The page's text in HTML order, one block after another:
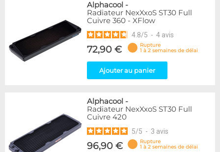
Alphacool -
Radiateur NexXxoS ST30 Full
Cuivre 360 - XFlow
4.8/5 - 4 avis
72,90 €
Rupture
1 à 2 semaines de délai
Ajouter au panier
Alphacool -
Radiateur NexXxoS ST30 Full
Cuivre 420
5/5 - 3 avis
96,90 €
Rupture
1 à 2 semaines de délai